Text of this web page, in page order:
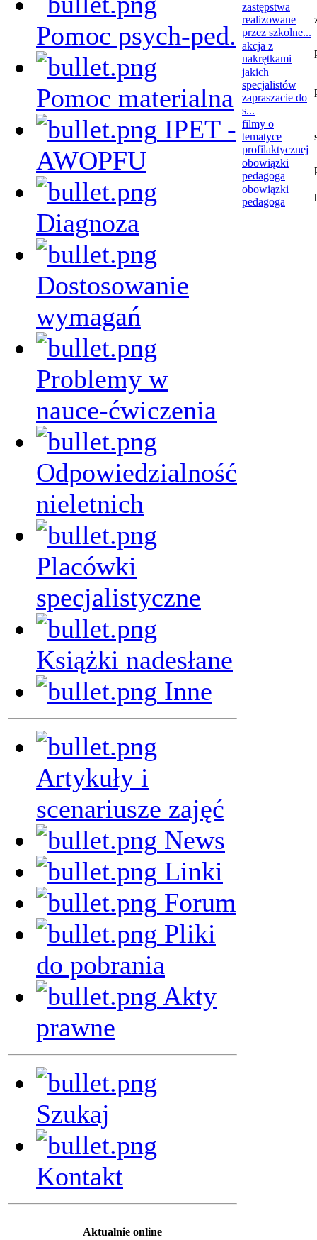
Pomoc psych-ped.
Pomoc materialna
IPET -
AWOPFU
Diagnoza
Dostosowanie
wymagań
Problemy w
nauce-ćwiczenia
Odpowiedzialność
nieletnich
Placówki
specjalistyczne
Książki nadesłane
Inne
Artykuły i
scenariusze zajęć
News
Linki
Forum
Pliki
do pobrania
Akty
prawne
Szukaj
Kontakt
Aktualnie online
zastępstwa
realizowane
przez szkolne...
akcja z
nakrętkami
jakich
specjalistów
zapraszacie do
s...
filmy o
tematyce
profilaktycznej
obowiązki
pedagoga
obowiązki
pedagoga